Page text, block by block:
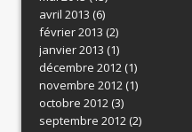
avril 2013 (6)
février 2013 (2)
janvier 2013 (1)
décembre 2012(1)
novembre 2012(1)
octobre 2012(3)
septembre 2012(2)